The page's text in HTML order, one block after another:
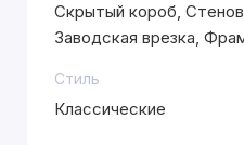
Скрытый короб,
Заводская врезка,
Стиль
Классические